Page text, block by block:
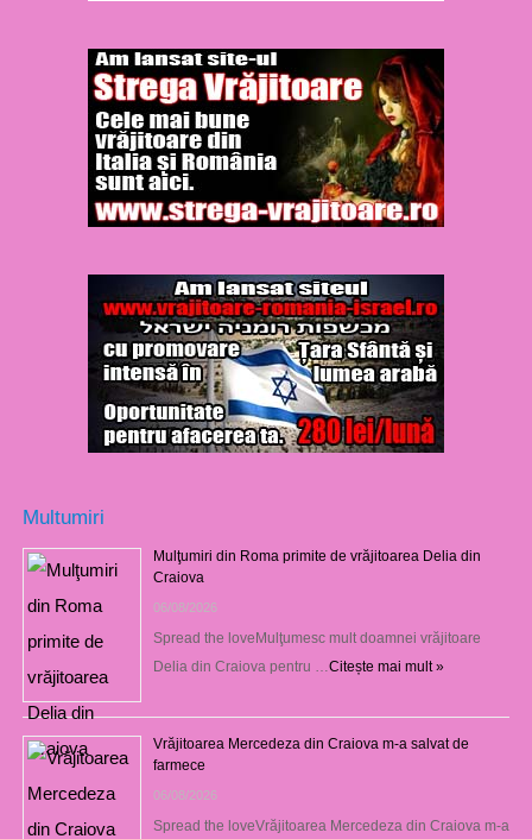
Multumiri
Mulţumiri din Roma primite de vrăjitoarea Delia din
Craiova
06/08/2026
Spread the loveMulţumesc mult doamnei vrăjitoare
Delia din Craiova pentru …Citește mai mult »
Vrăjitoarea Mercedeza din Craiova m-a salvat de
farmece
06/08/2026
Spread the loveVrăjitoarea Mercedeza din Craiova m-a